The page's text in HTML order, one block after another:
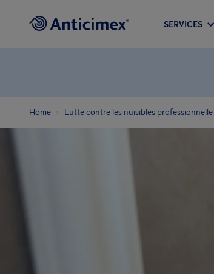
SERVICES
Home Lutte contre les nuisibles professionnelle